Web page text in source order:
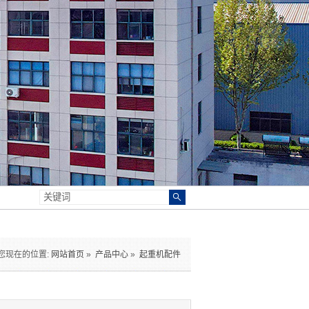
现在的位置: 网站首页 » 产品中心 » 起重机配件